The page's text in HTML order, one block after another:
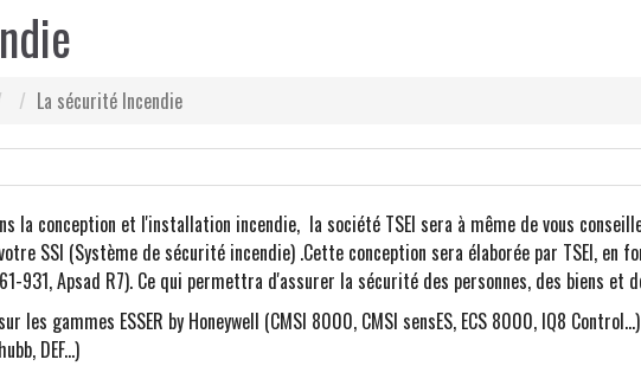
La sécurité Incendie
la conception et l'installation incendie, la société TSEI sera à même de vous
SSI (Système de sécurité incendie) .Cette conception sera élaborée par TSEI, en
931, Apsad R7). Ce qui permettra d'assurer la sécurité des personnes, des biens et
les gammes ESSER by Honeywell (CMSI 8000, CMSI sensES, ECS 8000, IQ8
DEF...)